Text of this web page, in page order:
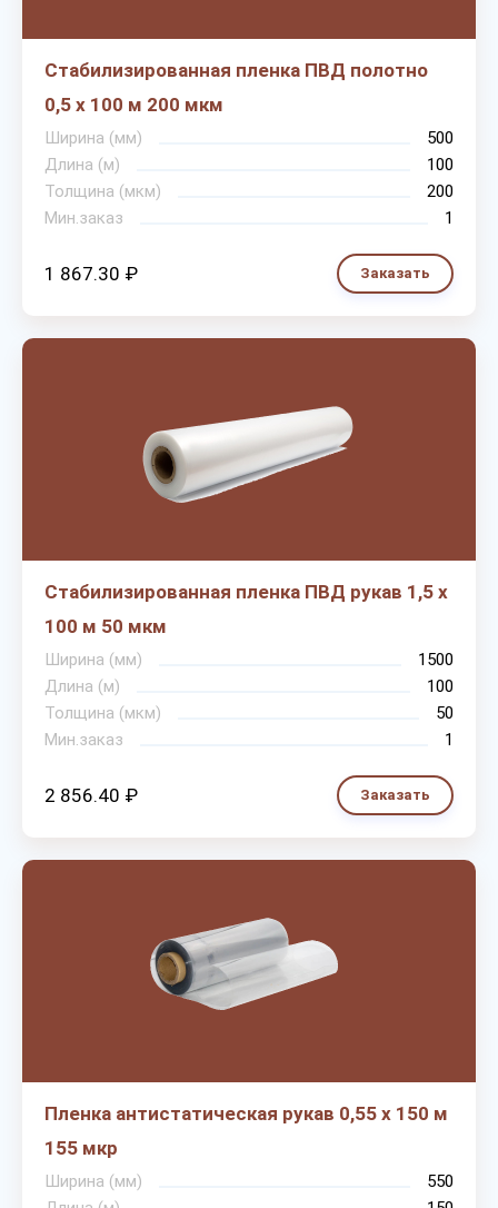
Стабилизированная пленка ПВД полотно
0,5 х 100 м 200 мкм
Ширина (мм)
500
Длина (м)
100
Толщина (мкм)
200
Мин.заказ
1
1 867.30 ₽ Заказать
Стабилизированная пленка ПВД рукав 1,5 х
100 м 50 мкм
Ширина (мм)
1500
Длина (м)
100
Толщина (мкм)
50
Мин.заказ
1
2 856.40 ₽ Заказать
Пленка антистатическая рукав 0,55 х 150 м
155 мкр
Ширина (мм)
550